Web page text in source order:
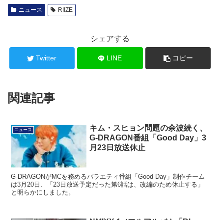
ニュース RIIZE
シェアする
Twitter LINE コピー
関連記事
ニュース
キム・スヒョン問題の余波続く、
G-DRAGON番組「Good Day」3
月23日放送休止
G-DRAGONがMCを務めるバラエティ番組「Good Day」制作チーム
は3月20日、「23日放送予定だった第6話は、改編のため休止する」
と明らかにしました。